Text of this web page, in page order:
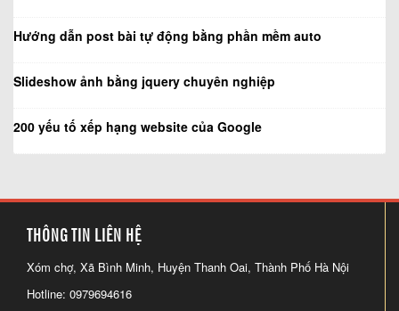
Hướng dẫn post bài tự động bằng phần mềm auto
Slideshow ảnh bằng jquery chuyên nghiệp
200 yếu tố xếp hạng website của Google
THÔNG TIN LIÊN HỆ
Xóm chợ, Xã Bình Minh, Huyện Thanh Oai, Thành Phố Hà Nội
Hotline: 0979694616